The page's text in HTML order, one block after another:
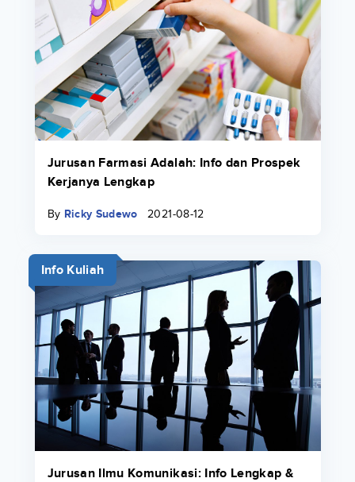
Jurusan Farmasi Adalah: Info dan Prospek
Kerjanya Lengkap
By Ricky Sudewo 2021-08-12
Info Kuliah
Jurusan Ilmu Komunikasi: Info Lengkap &